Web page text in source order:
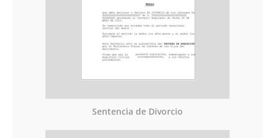
Sentencia de Divorcio